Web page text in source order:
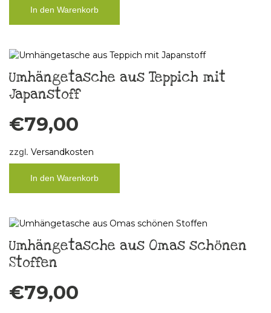
In den Warenkorb
Umhängetasche aus Teppich mit
Japanstoff
€79,00
zzgl. Versandkosten
In den Warenkorb
Umhängetasche aus Omas schönen
Stoffen
€79,00